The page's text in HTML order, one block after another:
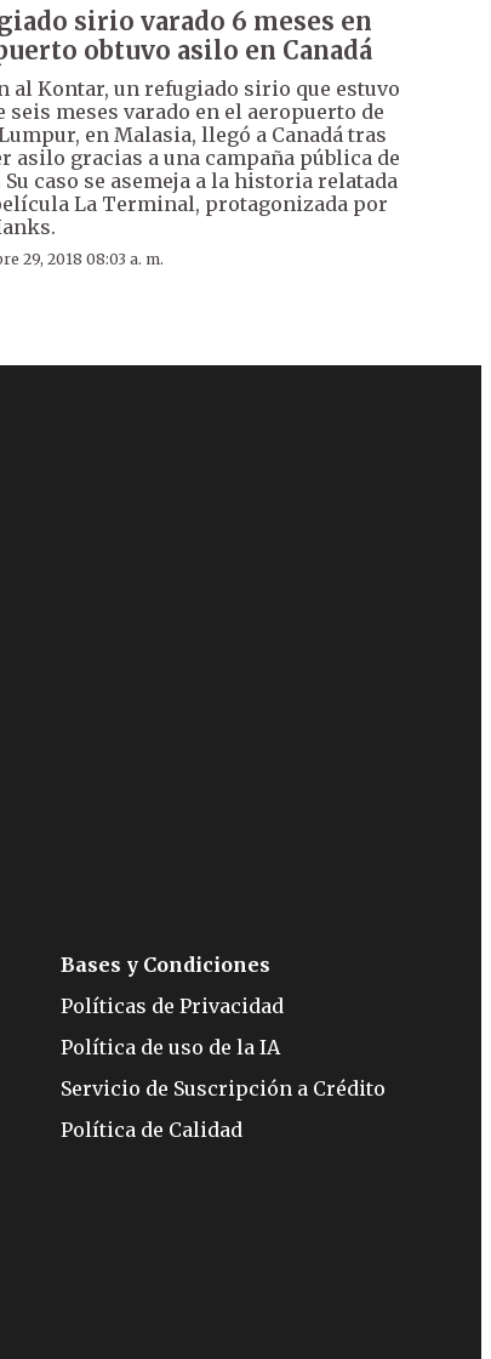
sirio varado 6 meses en
obtuvo asilo en Canadá
al Kontar, un refugiado sirio que estuvo
seis meses varado en el aeropuerto de
en Malasia, llegó a Canadá tras
asilo gracias a una campaña pública de
Su caso se asemeja a la historia relatada
La Terminal, protagonizada por
29, 2018 08:03 a. m.
Bases y Condiciones
Políticas de Privacidad
Política de uso de la IA
Servicio de Suscripción a Crédito
Política de Calidad